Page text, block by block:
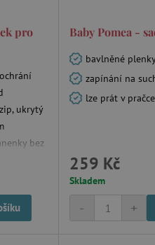
pro
ukrytý
bez
Baby Pomea -
bavlněné
zapínání na
lze prát v
259 Kč
Skladem
+
-
použití CORS po
lepivosti založených na
sledovala používání